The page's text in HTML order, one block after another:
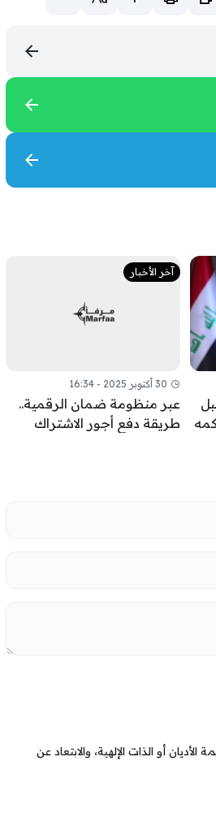
آخر الأخبار
30 أكتوبر 2025 - 16:34
عبر منظومة ضمان الرقمية..
طريقة دفع أجور الاشتراك
أو الذات الإلهية، والابتعاد عن